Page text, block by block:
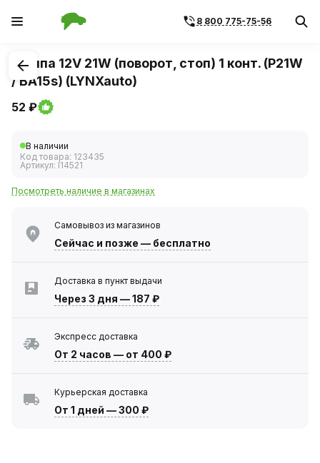
8 800 775-75-56
1/1
Лампа 12V 21W (поворот, стоп) 1 конт. (P21W
/ BA15s) (LYNXauto)
52 ₽
В наличии
Код товара: 123435
Артикул: l14521
Посмотреть наличие в магазинах
Самовывоз из магазинов
Сейчас и позже — бесплатно
Доставка в пункт выдачи
Через 3 дня —187 ₽
Экспресс доставка
От 2 часов — от 400 ₽
Курьерская доставка
От 1 дней —300 ₽